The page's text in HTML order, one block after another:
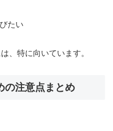
たい
、特に向いています。
の注意点まとめ